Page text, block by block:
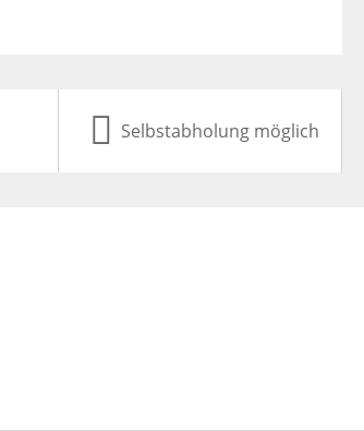
Selbstabholung möglich